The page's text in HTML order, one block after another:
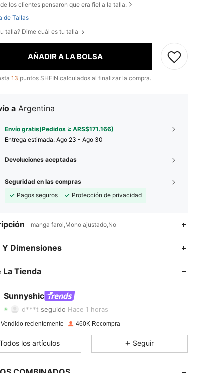
de los clientes pensaron que era fiel a la talla.
de Tallas
talla? Dime cuál es tu talla
AÑADIR A LA BOLSA
13 puntos SHEIN calculados al finalizar la compra.
a Argentina
Envío gratis(Pedidos ≥ ARS$171.166)
Entrega estimada: Ago 23 - Ago 30
Devoluciones aceptadas
Seguridad en las compras
Pagos seguros
Protección de privacidad
manga farol,Mono ajustado,No
Y Dimensiones
La Tienda
Sunnyshic
4,83
4,83
4,83 3.3K
d***t seguido Hace 1 horas
4,83 370K
recientemente 460K Recompra
Todos los artículos Seguir